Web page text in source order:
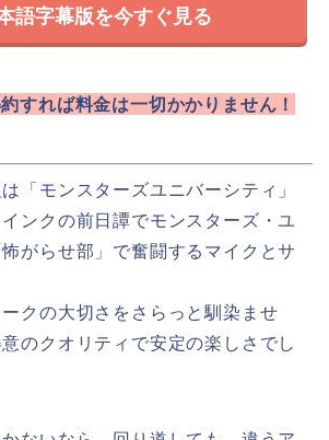
語字幕版を今すぐ見る
すれば料金は一切かかりません！
「モンスターズユニバーシティ」
ンクの前日譚でモンスターズ・ユ
がらせ部」で奮闘するマイクとサ
クの大切さをさらっと馴染ませ
のクオリティで安定の楽しさでし